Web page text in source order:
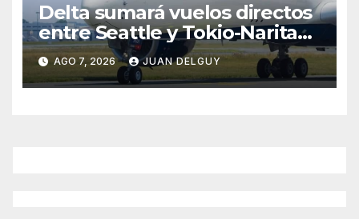
Delta sumará vuelos directos
entre Seattle y Tokio-Narita
desde marzo de 2027
AGO 7, 2026 JUAN DELGUY